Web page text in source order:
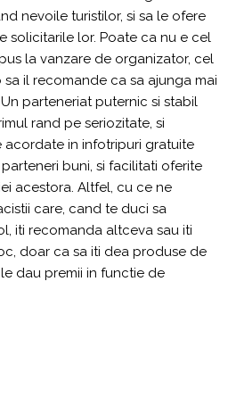
nevoile turistilor, si sa le ofere
solicitarile lor. Poate ca nu e cel
la vanzare de organizator, cel
il recomande ca sa ajunga mai
parteneriat puternic si stabil
rand pe seriozitate, si
acordate in infotripuri gratuite
buni, si facilitati oferite
acestora. Altfel, cu ce ne
care, cand te duci sa
iti recomanda altceva sau iti
doar ca sa iti dea produse de
dau premii in functie de